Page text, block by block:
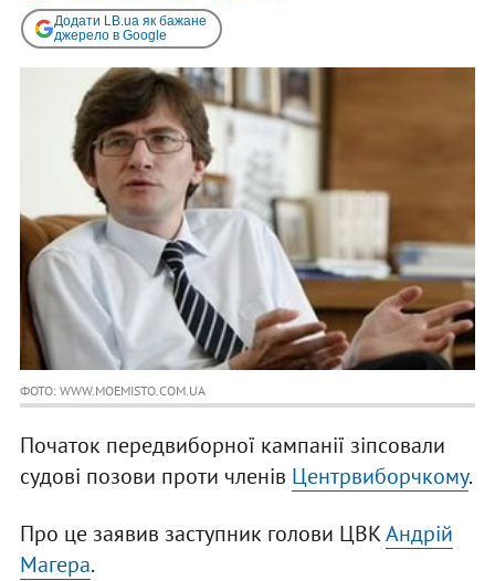
Додати LB.ua як бажане
джерело в Google
ФОТО: WWW.MOEMISTO.COM.UA
Початок передвиборної кампанії зіпсовали
судові позови проти членів Центрвиборчкому.
Про це заявив заступник голови ЦВКАндрій
Магера.